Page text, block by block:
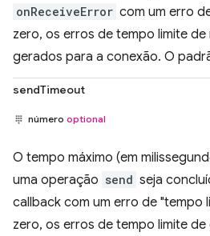
onReceiveError com um erro
zero, os erros de tempo limite
gerados para a conexão. O
sendTimeout
número optional
O tempo máximo (em
uma operação send seja
callback com um erro de "tempo
zero, os erros de tempo limite de